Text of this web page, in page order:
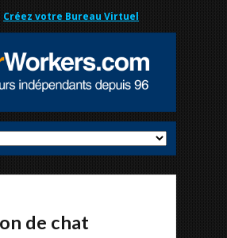
Créez votre Bureau Virtuel
de chat